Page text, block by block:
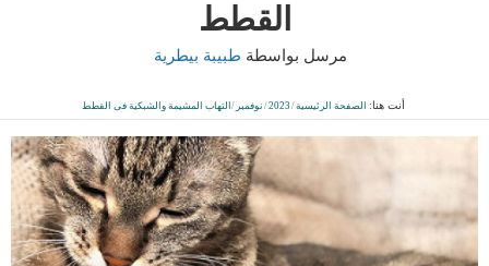
القطط
مرسل بواسطة طبيبة بيطرية
أنت هنا: الصفحة الرئيسية/
2023
/ نوفمبر /التهاب المشيمة والشبكية فى القطط